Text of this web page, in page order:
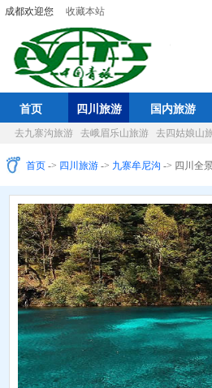
成都欢迎您 收藏本站
首页 四川旅游 国内旅游
去九寨沟旅游 去峨眉乐山旅游 去四姑娘山
首页 -> 四川旅游 -> 九寨牟尼沟 -> 四川全